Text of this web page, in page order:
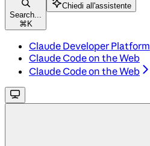
Search...
⌘ K
Chiedi all'assistente
Claude Developer Platform
Claude Code on the Web
Claude Code on the Web